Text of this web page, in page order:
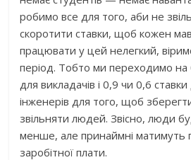
робимо все для того, аби не
скоротити ставки, щоб кожен
працювати у цей нелегкий,
період. Тобто ми переходимо на
для викладачів і 0,9 чи 0,6
інженерів для того, щоб
звільняти людей. Звісно, люди
менше, але принаймні матимуть
заробітної плати.